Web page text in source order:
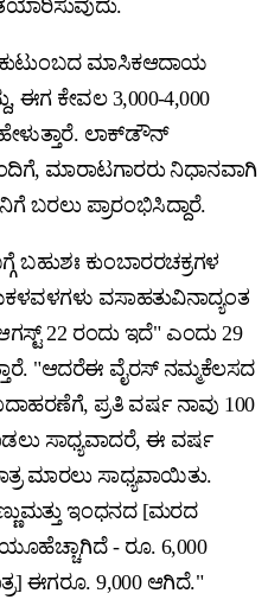
ಮಾಸಿಕಆದಾಯ
ಈಗ ಕೇವಲ 3,000-4,000
ಲಾಕ್‌ಡೌನ್
ಮಾರಾಟಗಾರರು ನಿಧಾನವಾಗಿ
ಬರಲು ಪ್ರಾರಂಭಿಸಿದ್ದಾರೆ.
ಕುಂಬಾರರಚಕ್ರಗಳ
ವಸಾಹತುವಿನಾದ್ಯಂತ
22 ರಂದು ಇದೆ" ಎಂದು 29
"ಆದರೆಈ ವೈರಸ್ ನಮ್ಮಕೆಲಸದ
ಪ್ರತಿ ವರ್ಷ ನಾವು 100
ಸಾಧ್ಯವಾದರೆ, ಈ ವರ್ಷ
ಮಾರಲು ಸಾಧ್ಯವಾಯಿತು.
ಇಂಧನದ [ಮರದ
- ರೂ. 6,000
ಈಗರೂ. 9,000 ಆಗಿದೆ."